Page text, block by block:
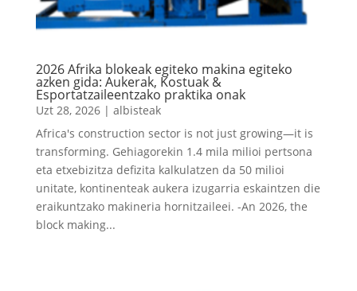
2026 Afrika blokeak egiteko makina egiteko
azken gida: Aukerak, Kostuak &
Esportatzaileentzako praktika onak
Uzt 28, 2026| albisteak
Africa's construction sector is not just growing—it is
transforming. Gehiagorekin 1.4 mila milioi pertsona
eta etxebizitza defizita kalkulatzen da 50 milioi
unitate, kontinenteak aukera izugarria eskaintzen die
eraikuntzako makineria hornitzaileei. -An 2026, the
block making...